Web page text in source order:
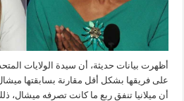
أظهرت بيانات حديثة، أن سيدة الولايات
على فريقها بشكل أقل مقارنة بسابقتها
أن ميلانيا تنفق ربع ما كانت تصرفه ميشال،